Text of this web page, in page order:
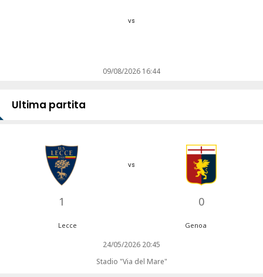
vs
09/08/2026 16:44
Ultima partita
1
vs
0
Lecce Genoa
24/05/2026 20:45
Stadio "Via del Mare"